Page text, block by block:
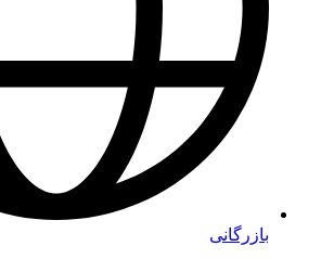
بازرگانی